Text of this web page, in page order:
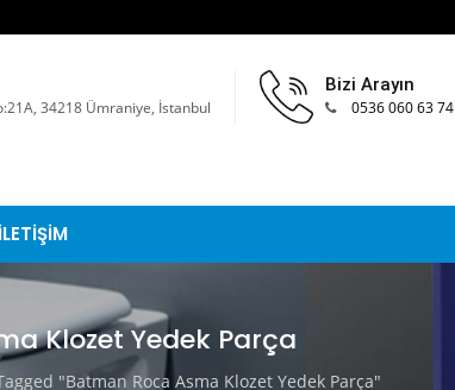
34218 Ümraniye, İstanbul
Bizi Arayın
0536 060 63 74
İLETİŞİM
Klozet Yedek Parça
"Batman Roca Asma Klozet Yedek Parça"